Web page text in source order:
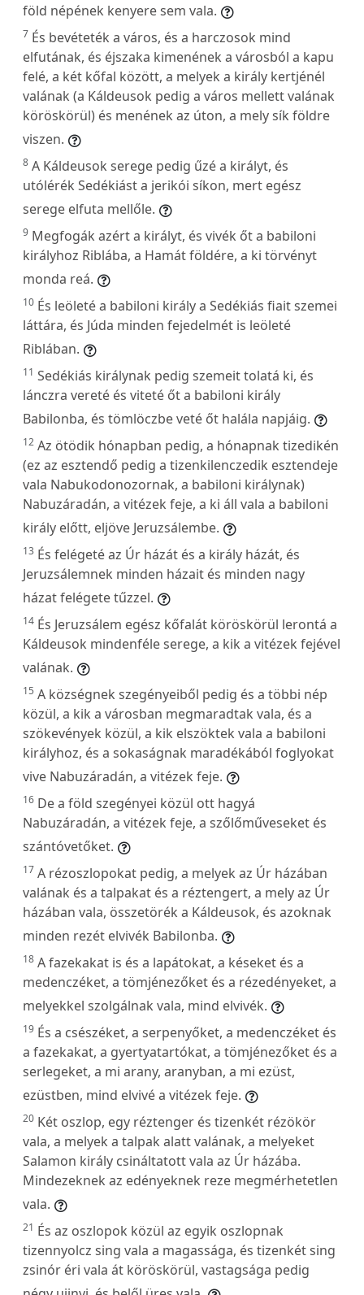
föld népének kenyere sem vala.
7 És bevéteték a város, és a harczosok mind
elfutának, és éjszaka kimenének a városból a kapu
felé, a két kőfal között, a melyek a király kertjénél
valának (a Káldeusok pedig a város mellett valának
köröskörül) és menének az úton, a mely sík földre
viszen.
8 A Káldeusok serege pedig űzé a királyt, és
utólérék Sedékiást a jerikói síkon, mert egész
serege elfuta mellőle.
9 Megfogák azért a királyt, és vivék őt a babiloni
királyhoz Riblába, a Hamát földére, a ki törvényt
monda reá.
10 És leöleté a babiloni király a Sedékiás fiait szemei
láttára, és Júda minden fejedelmét is leöleté
Riblában.
11 Sedékiás királynak pedig szemeit tolatá ki, és
lánczra vereté és viteté őt a babiloni király
Babilonba, és tömlöczbe veté őt halála napjáig.
12 Az ötödik hónapban pedig, a hónapnak tizedikén
(ez az esztendő pedig a tizenkilenczedik esztendeje
vala Nabukodonozornak, a babiloni királynak)
Nabuzáradán, a vitézek feje, a ki áll vala a babiloni
király előtt, eljöve Jeruzsálembe.
13 És felégeté az Úr házát és a király házát, és
Jeruzsálemnek minden házait és minden nagy
házat felégete tűzzel.
14 És Jeruzsálem egész kőfalát köröskörül lerontá a
Káldeusok mindenféle serege, a kik a vitézek fejével
valának.
15 A községnek szegényeiből pedig és a többi nép
közül, a kik a városban megmaradtak vala, és a
szökevények közül, a kik elszöktek vala a babiloni
királyhoz, és a sokaságnak maradékából foglyokat
vive Nabuzáradán, a vitézek feje.
16 De a föld szegényei közül ott hagyá
Nabuzáradán, a vitézek feje, a szőlőműveseket és
szántóvetőket.
17 A rézoszlopokat pedig, a melyek az Úr házában
valának és a talpakat és a réztengert, a mely az Úr
házában vala, összetörék a Káldeusok, és azoknak
minden rezét elvivék Babilonba.
18 A fazekakat is és a lapátokat, a késeket és a
medenczéket, a tömjénezőket és a rézedényeket, a
melyekkel szolgálnak vala, mind elvivék.
19 És a csészéket, a serpenyőket, a medenczéket és
a fazekakat, a gyertyatartókat, a tömjénezőket és a
serlegeket, a mi arany, aranyban, a mi ezüst,
ezüstben, mind elvivé a vitézek feje.
20 Két oszlop, egy réztenger és tizenkét rézökör
vala, a melyek a talpak alatt valának, a melyeket
Salamon király csináltatott vala az Úr házába.
Mindezeknek az edényeknek reze megmérhetetlen
vala.
21 És az oszlopok közül az egyik oszlopnak
tizennyolcz sing vala a magassága, és tizenkét sing
zsinór éri vala át köröskörül, vastagsága pedig